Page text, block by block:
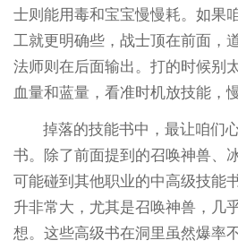
士则能用毒和宝宝慢慢耗。如果
工就更明确些，战士顶在前面，
法师则在后面输出。打的时候别
血量和蓝量，看准时机放技能，
掉落的技能书中，最让咱们
书。除了前面提到的召唤神兽、
可能碰到其他职业的中高级技能
升非常大，尤其是召唤神兽，几
想。这些高级书在洞里虽然爆率